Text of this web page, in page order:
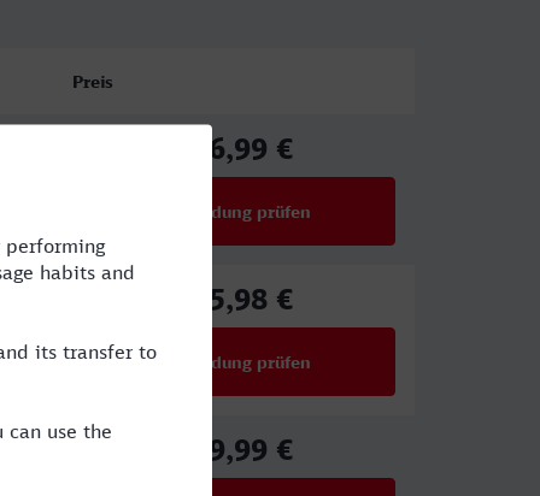
Preis
96,99 €
Verbindung prüfen
75,98 €
Verbindung prüfen
59,99 €